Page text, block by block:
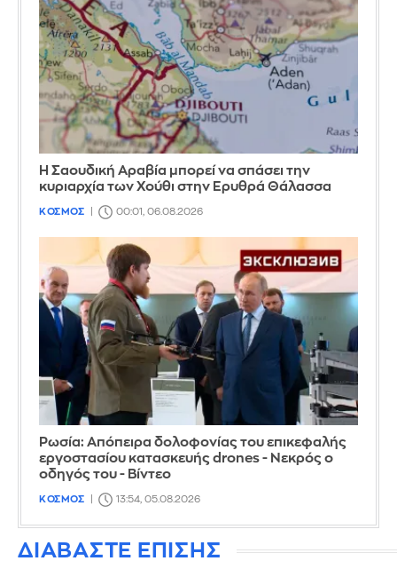
Η Σαουδική Αραβία μπορεί να σπάσει την
κυριαρχία των Χούθι στην Ερυθρά Θάλασσα
ΚΟΣΜΟΣ 00:01, 06.08.2026
Ρωσία: Απόπειρα δολοφονίας του επικεφαλής
εργοστασίου κατασκευής drones - Νεκρός ο
οδηγός του - Βίντεο
ΚΟΣΜΟΣ 13:54, 05.08.2026
ΔΙΑΒΑΣΤΕ ΕΠΙΣΗΣ